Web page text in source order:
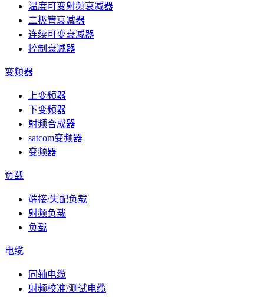
温度可变射频衰减器
二极管衰减器
连续可变衰减器
控制衰减器
变频器
上变频器
下变频器
射频合成器
satcom变频器
变频器
负载
端接/失配负载
射频负载
负载
电缆
同轴电缆
射频校准/测试电缆